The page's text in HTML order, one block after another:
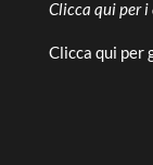
Clicca qui per i
Clicca qui per